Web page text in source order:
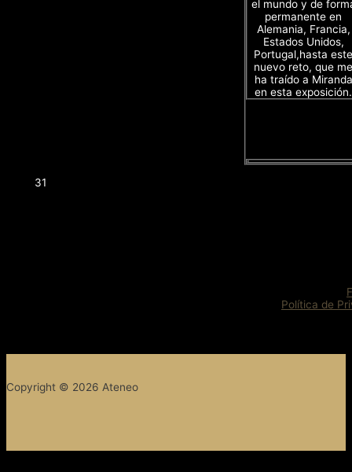
el mundo y de
permanente en
Alemania, Francia,
Estados Unidos,
Portugal,hasta este
nuevo reto, que me
ha traído a Miranda
en esta exposición.
31
Política de
Copyright © 2026 Ateneo